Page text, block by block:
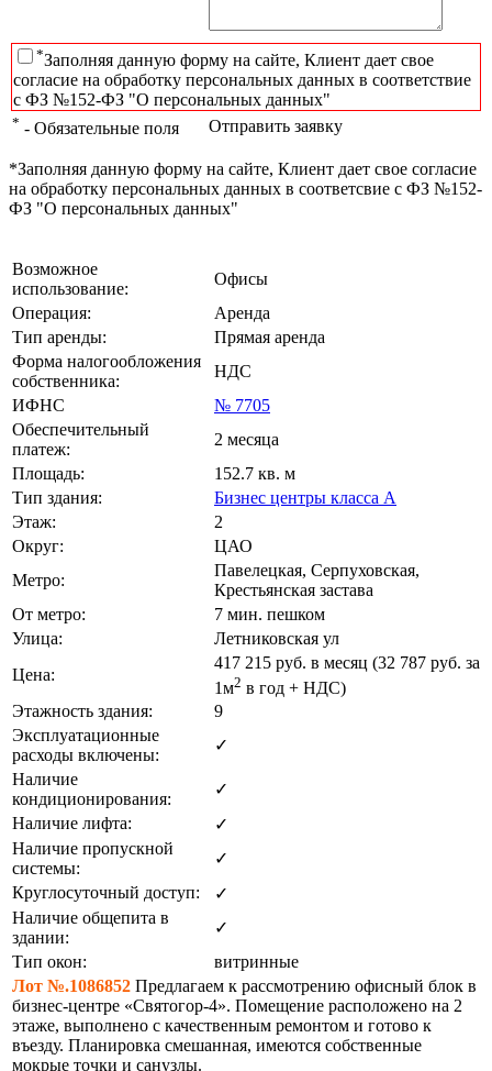
*Заполняя данную форму на сайте, Клиент дает свое
согласие на обработку персональных данных в соответствие
с ФЗ №152-ФЗ "О персональных данных"
* - Обязательные поля Отправить заявку
*Заполняя данную форму на сайте, Клиент дает свое согласие
на обработку персональных данных в соответсвие с ФЗ №152-
ФЗ "О персональных данных"
Возможное
использование:
Офисы
Операция:
Аренда
Тип аренды:
Прямая аренда
Форма налогообложения
собственника:
НДС
ИФНС
№ 7705
Обеспечительный
платеж:
2 месяца
Площадь:
152.7 кв. м
Тип здания:
Бизнес центры класса А
Этаж:
2
Округ:
ЦАО
Метро:
Павелецкая, Серпуховская,
Крестьянская застава
От метро:
7 мин. пешком
Улица:
Летниковская ул
Цена:
417 215 руб. в месяц (32 787 руб. за
1м2 в год + НДС)
Этажность здания:
9
Эксплуатационные
расходы включены:
✓
Наличие
кондиционирования:
✓
Наличие лифта:
✓
Наличие пропускной
системы:
✓
Круглосуточный доступ:
✓
Наличие общепита в
здании:
✓
Тип окон:
витринные
Лот №.1086852 Предлагаем к рассмотрению офисный блок в
бизнес-центре «Святогор-4». Помещение расположено на 2
этаже, выполнено с качественным ремонтом и готово к
въезду. Планировка смешанная, имеются собственные
мокрые точки и санузлы.